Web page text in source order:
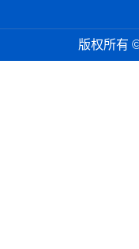
版权所有